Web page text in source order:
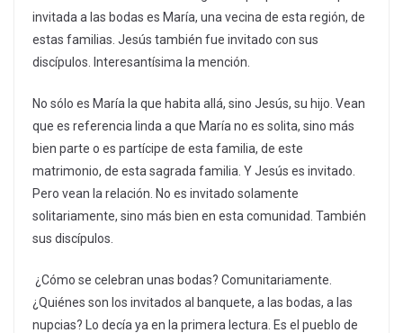
invitada a las bodas es María, una vecina de esta región, de
estas familias. Jesús también fue invitado con sus
discípulos. Interesantísima la mención.
No sólo es María la que habita allá, sino Jesús, su hijo. Vean
que es referencia linda a que María no es solita, sino más
bien parte o es partícipe de esta familia, de este
matrimonio, de esta sagrada familia. Y Jesús es invitado.
Pero vean la relación. No es invitado solamente
solitariamente, sino más bien en esta comunidad. También
sus discípulos.
¿Cómo se celebran unas bodas? Comunitariamente.
¿Quiénes son los invitados al banquete, a las bodas, a las
nupcias? Lo decía ya en la primera lectura. Es el pueblo de